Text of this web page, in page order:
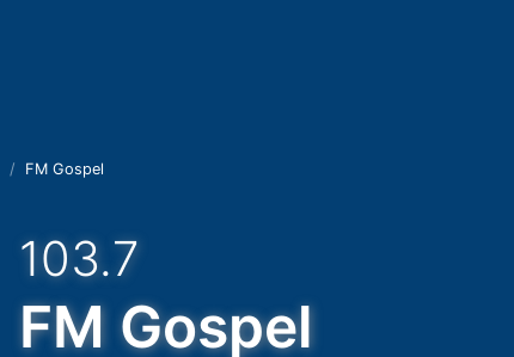
FM Gospel
103.7
FM Gospel